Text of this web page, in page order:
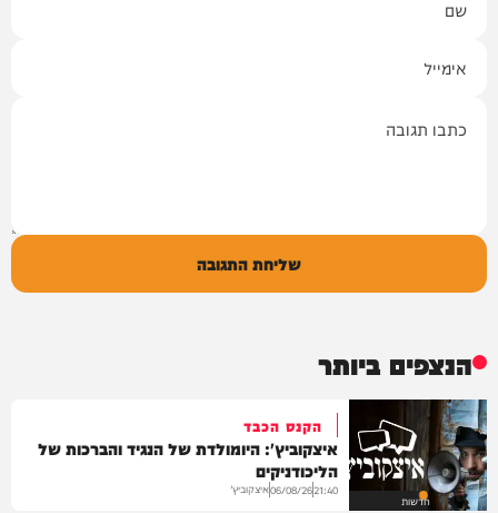
שליחת התגובה
הנצפים ביותר
חדשות
הקנס הכבד
איצקוביץ': היומולדת של הנגיד והברכות של
הליכודניקים
21:40
06/08/26איצקוביץ'